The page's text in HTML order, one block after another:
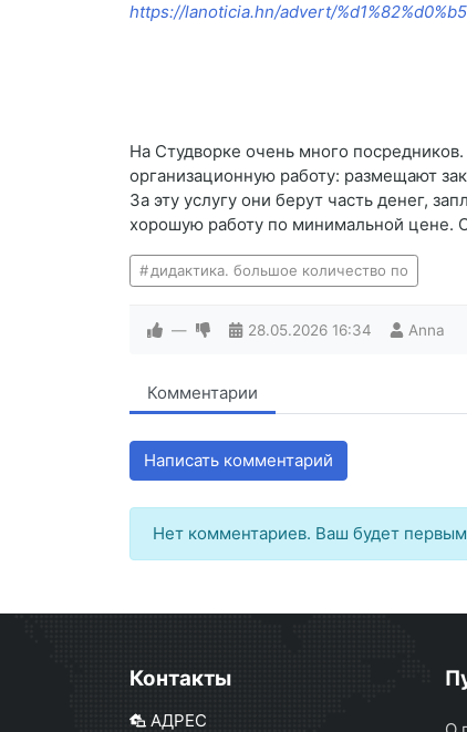
https://lanoticia.hn/advert/
На Студворке очень много
организационную работу: размещают
За эту услугу они берут часть денег,
хорошую работу по минимальной цене.
дидактика. большое количество по
— 28.05.2026 16:34 Anna
Комментарии
Написать комментарий
Нет комментариев. Ваш будет
Контакты
АДРЕС